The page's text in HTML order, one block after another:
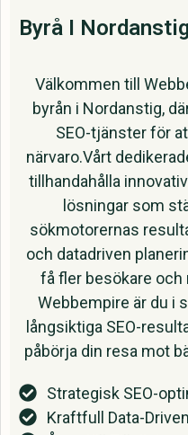
Byrå I Nordanstig
Välkommen till
byrån i Nordanstig,
SEO-tjänster för
närvaro.Vårt
tillhandahålla
lösningar som
sökmotorernas
och datadriven
få fler besökare och
Webbempire är du i
långsiktiga SEO-
påbörja din resa mot
Strategisk SEO-
Kraftfull Data-